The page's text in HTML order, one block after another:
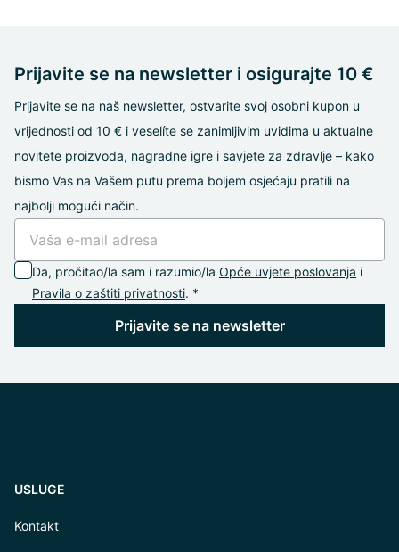
Prijavite se na newsletter i osigurajte 10 €
Prijavite se na naš newsletter, ostvarite svoj osobni kupon u
vrijednosti od 10 € i veselíte se zanimljivim uvidima u aktualne
novitete proizvoda, nagradne igre i savjete za zdravlje – kako
bismo Vas na Vašem putu prema boljem osjećaju pratili na
najbolji mogući način.
Da, pročitao/la sam i razumio/la Opće uvjete poslovanja i
Pravila o zaštiti privatnosti. *
Prijavite se na newsletter
USLUGE
Kontakt